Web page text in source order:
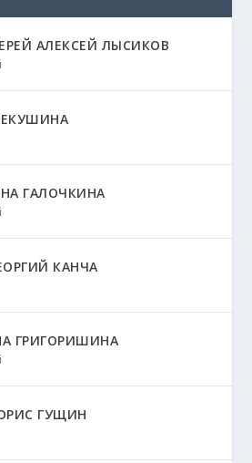
АЛЕКСЕЙ ЛЫСИКОВ
ГАЛОЧКИНА
КАНЧА
ГРИГОРИШИНА
ГУЩИН